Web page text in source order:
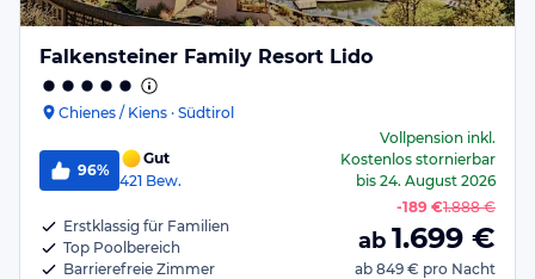
Falkensteiner Family Resort Lido
Chienes / Kiens · Südtirol
96%
Gut
421 Bew.
Erstklassig für Familien
Top Poolbereich
Barrierefreie Zimmer
Vollpension inkl.
Kostenlos stornierbar
bis 24. August 2026
-189 €1.888 €
ab 1.699 €
ab 849 € pro Nacht